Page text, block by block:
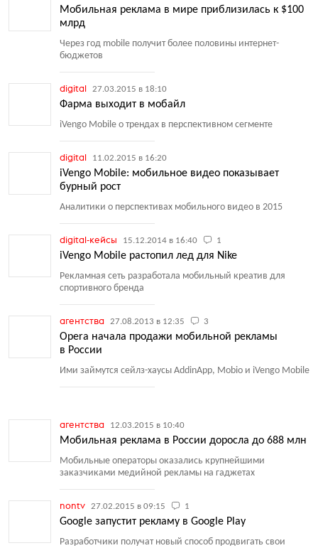
Мобильная реклама в мире приблизилась к $100
млрд
Через год mobile получит более половины интернет-
бюджетов
digital 27.03.2015 в 18:10
Фарма выходит в мобайл
iVengo Mobile о трендах в перспективном сегменте
digital 11.02.2015 в 16:20
iVengo Mobile: мобильное видео показывает
бурный рост
Аналитики о перспективах мобильного видео в 2015
digital-кейсы 15.12.2014 в 16:40 1
iVengo Mobile растопил лед для Nike
Рекламная сеть разработала мобильный креатив для
спортивного бренда
агентства 27.08.2013 в 12:35 3
Opera начала продажи мобильной рекламы
в России
Ими займутся сейлз-хаусы AddinApp, Mobio и iVengo Mobile
агентства 12.03.2015 в 10:40
Мобильная реклама в России доросла до 688 млн
Мобильные операторы оказались крупнейшими
заказчиками медийной рекламы на гаджетах
nontv 27.02.2015 в 09:15 1
Google запустит рекламу в Google Play
Разработчики получат новый способ продвигать свои